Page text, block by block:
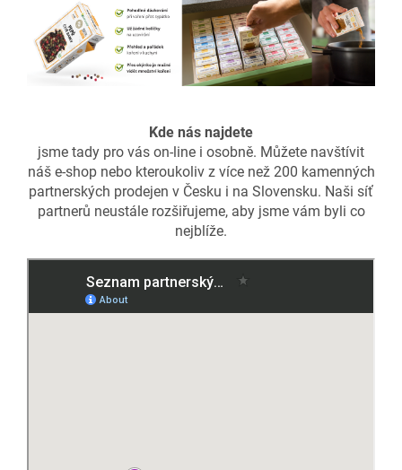
Kde nás najdete
jsme tady pro vás on-line i osobně. Můžete navštívit
náš e-shop nebo kteroukoliv z více než 200 kamenných
partnerských prodejen v Česku i na Slovensku. Naši síť
partnerů neustále rozšiřujeme, aby jsme vám byli co
nejblíže.